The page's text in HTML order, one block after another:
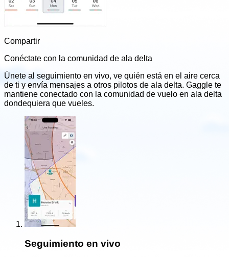
Compartir
Conéctate con la comunidad de ala delta
Únete al seguimiento en vivo, ve quién está en el aire cerca
de ti y envía mensajes a otros pilotos de ala delta. Gaggle te
mantiene conectado con la comunidad de vuelo en ala delta
dondequiera que vueles.
Seguimiento en vivo